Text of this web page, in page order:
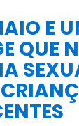
E
QUE